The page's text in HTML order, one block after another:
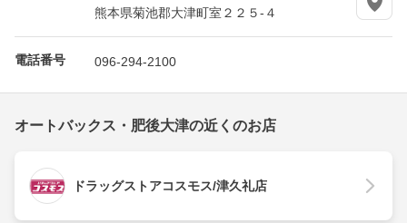
熊本県菊池郡大津町室２２５-４
電話番号 096-294-2100
オートバックス・肥後大津の近くのお店
ドラッグストアコスモス/津久礼店